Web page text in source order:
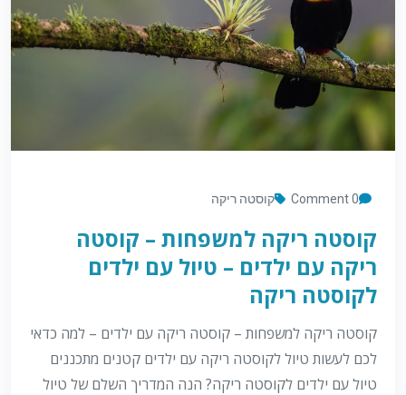
0 Comment קוסטה ריקה
קוסטה ריקה למשפחות – קוסטה
ריקה עם ילדים – טיול עם ילדים
לקוסטה ריקה
קוסטה ריקה למשפחות – קוסטה ריקה עם ילדים – למה כדאי
לכם לעשות טיול לקוסטה ריקה עם ילדים קטנים מתכננים
טיול עם ילדים לקוסטה ריקה? הנה המדריך השלם של טיול